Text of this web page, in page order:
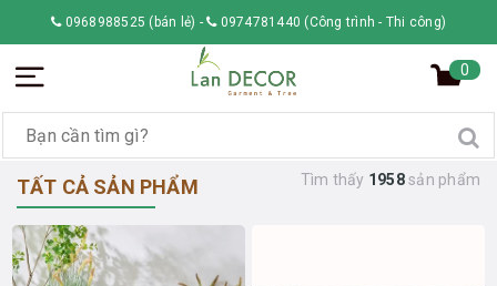
0968988525 (bán lẻ) - 0974781440 (Công trình - Thi công)
0
TẤT CẢ SẢN PHẨM Tìm thấy 1958sản phẩm